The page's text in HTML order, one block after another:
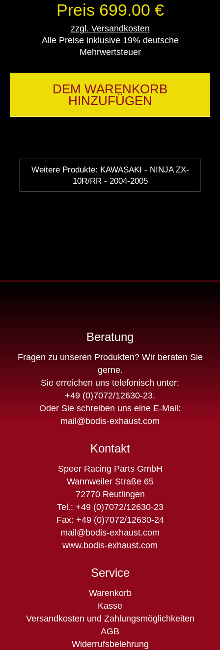
Preis 699.00 €
zzgl. Versandkosten
Alle Preise inklusive 19% deutsche
Mehrwertsteuer
DEM WARENKORB
HINZUFÜGEN
Weitere Produkte: KAWASAKI - NINJA ZX-
10R/RR - 2004-2005
Beratung
Fragen zu unseren Produkten? Wir beraten Sie
gerne.
Sie erreichen uns telefonisch unter:
+49 (0)7072/12630-23.
Oder Sie schreiben uns eine E-Mail:
mail@bodis-exhaust.com
Kontakt
Speer Racing Parts GmbH
Wannweiler Straße 65
72770 Reutlingen
Tel.: +49 (0)7072/12630-23
Fax: +49 (0)7072/12630-24
mail@bodis-exhaust.com
www.bodis-exhaust.com
Service
Navigation
überspringen
Warenkorb
Kasse
Versandkosten und Zahlungsmöglichkeiten
AGB
Widerrufsbelehrung